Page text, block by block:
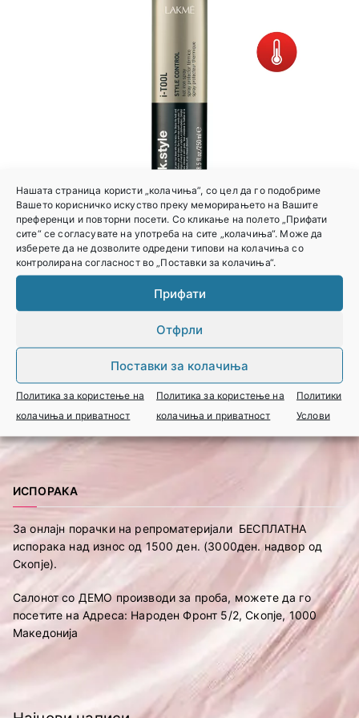
Нашата страница користи „колачиња”, со цел да го подобриме
Вашето корисничко искуство преку меморирањето на Вашите
преференци и повторни посети. Со кликање на полето „Прифати
сите“ се согласувате на употреба на сите „колачиња“. Може да
изберете да не дозволите одредени типови на колачиња со
контролирана согласност во „Поставки за колачиња“.
Прифати
Отфрли
Поставки за колачиња
Политика за користење на
колачиња и приватност
Политика за користење на
колачиња и приватност
Политики
Услови
СПРЕЈ ЗА ЗАШТИТА ОД ТОПЛИНА (ФЕН/ФИГАРО/
ПЕГЛА) LAKME 250МЛ
Најави се за
цена
ИСПОРАКА
За онлајн порачки на репроматеријали БЕСПЛАТНА
испорака над износ од 1500 ден. (3000ден. надвор од
Скопје).
Салонот со ДЕМО производи за проба, можете да го
посетите на Адреса: Народен Фронт 5/2, Скопје, 1000
Македонија